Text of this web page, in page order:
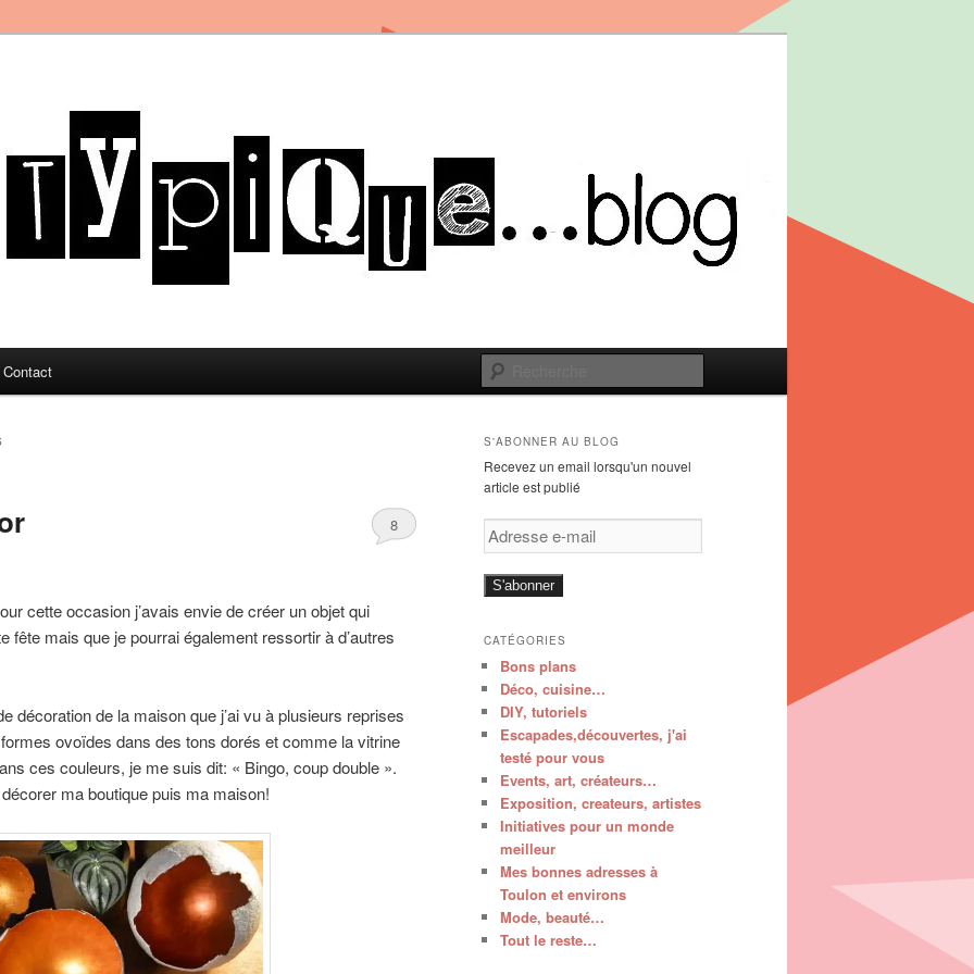
Contact
8
cette occasion j’avais envie de créer un objet qui
fête mais que je pourrai également ressortir à d’autres
décoration de la maison que j’ai vu à plusieurs reprises
ovoïdes dans des tons dorés et comme la vitrine
ces couleurs, je me suis dit: « Bingo, coup double ».
ma boutique puis ma maison!
S'ABONNER AU BLOG
Recevez un email lorsqu'un nouvel
article est publié
Adresse
e-
S'abonner
CATÉGORIES
Bons plans
Déco, cuisine…
DIY, tutoriels
Escapades,découvertes, j'ai
testé pour vous
Events, art, créateurs…
Exposition, createurs, artistes
Initiatives pour un monde
meilleur
Mes bonnes adresses à
Toulon et environs
Mode, beauté…
Tout le reste…